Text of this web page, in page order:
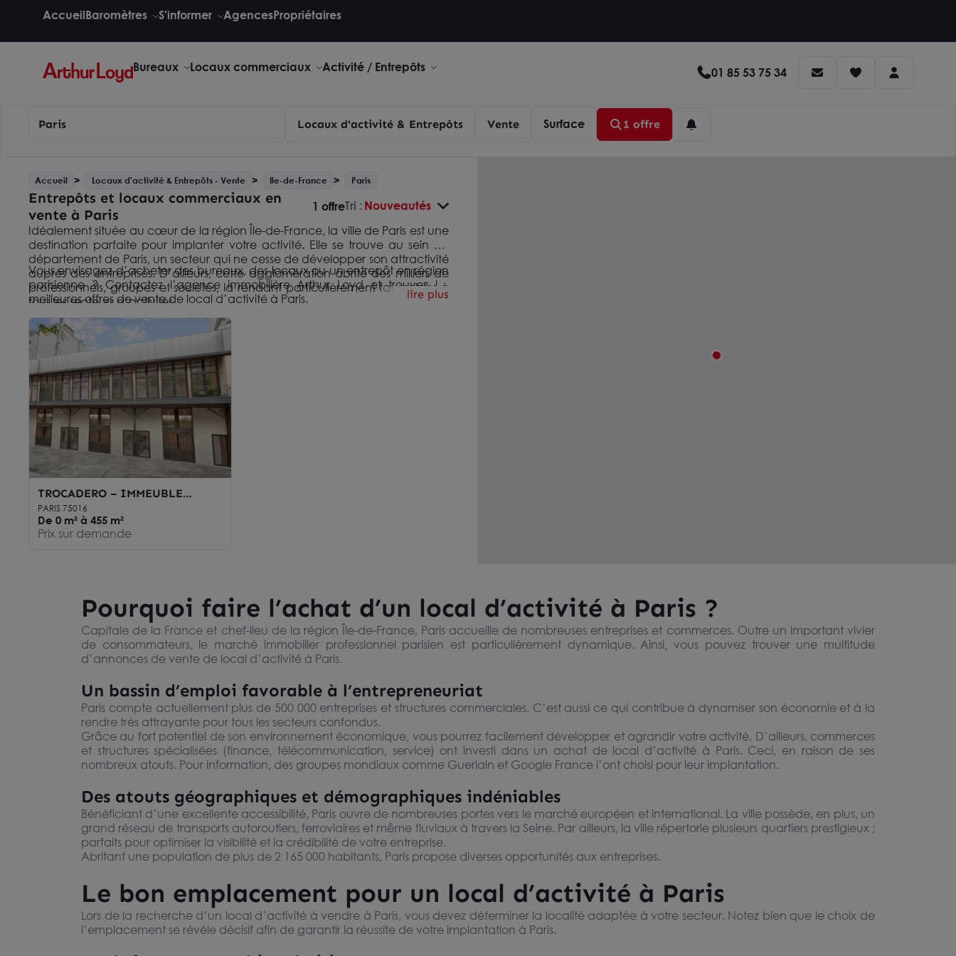
AccueilBaromètres S'informer AgencesPropriétaires
Bureaux Locaux commerciaux Activité / Entrepôts 01 85 53 75 34
Paris Locaux d'activité & Entrepôts Vente Surface 1 offre
Accueil Locaux d'activité & Entrepôts - Vente Ile-de-France Paris
Entrepôts et locaux commerciaux en
vente à Paris
1 offreTri : Nouveautés
Idéalement située au cœur de la région Île-de-France, la ville de Paris est une
destination parfaite pour implanter votre activité. Elle se trouve au sein du
département de Paris, un secteur qui ne cesse de développer son attractivité
auprès des entreprises. D’ailleurs, cette agglomération abrite des milliers de
professionnels, groupes et sociétés, la rendant particulièrement favorables à
tous les secteurs d’activités.
Vous envisagez d’acheter des bureaux, des locaux ou un entrepôt en région
parisienne ? Contactez l’agence immobilière Arthur Loyd et trouvez les
meilleures offres de vente de local d’activité à Paris.
lire plus
TROCADERO – IMMEUBLE
INDÉPENDANT À RÉNOVER -
USAGE MIXTE
PARIS 75016
De 0 m² à 455 m²
Prix sur demande
Pourquoi faire l’achat d’un local d’activité à Paris ?
Capitale de la France et chef-lieu de la région Île-de-France, Paris accueille de nombreuses entreprises et commerces. Outre un important vivier
de consommateurs, le marché immobilier professionnel parisien est particulièrement dynamique. Ainsi, vous pouvez trouver une multitude
d’annonces de vente de local d’activité à Paris.
Un bassin d’emploi favorable à l’entrepreneuriat
Paris compte actuellement plus de 500 000 entreprises et structures commerciales. C’est aussi ce qui contribue à dynamiser son économie et à la
rendre très attrayante pour tous les secteurs confondus.
Grâce au fort potentiel de son environnement économique, vous pourrez facilement développer et agrandir votre activité. D’ailleurs, commerces
et structures spécialisées (finance, télécommunication, service) ont investi dans un achat de local d’activité à Paris. Ceci, en raison de ses
nombreux atouts. Pour information, des groupes mondiaux comme Guerlain et Google France l’ont choisi pour leur implantation.
Des atouts géographiques et démographiques indéniables
Bénéficiant d’une excellente accessibilité, Paris ouvre de nombreuses portes vers le marché européen et international. La ville possède, en plus, un
grand réseau de transports autoroutiers, ferroviaires et même fluviaux à travers la Seine. Par ailleurs, la ville répertorie plusieurs quartiers prestigieux ;
parfaits pour optimiser la visibilité et la crédibilité de votre entreprise.
Abritant une population de plus de 2 165 000 habitants, Paris propose diverses opportunités aux entreprises.
Le bon emplacement pour un local d’activité à Paris
Lors de la recherche d’un local d’activité à vendre à Paris, vous devez déterminer la localité adaptée à votre secteur. Notez bien que le choix de
l’emplacement se révèle décisif afin de garantir la réussite de votre implantation à Paris.